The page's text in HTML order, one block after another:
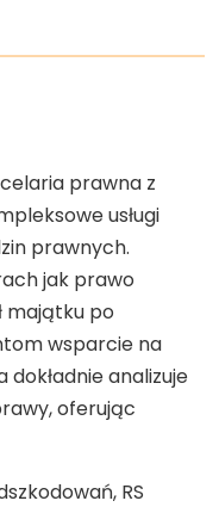
prawna z
usługi
prawnych.
jak prawo
majątku po
wsparcie na
dokładnie analizuje
oferując
RS